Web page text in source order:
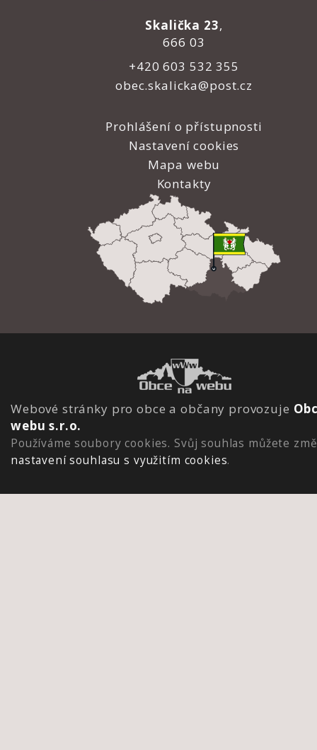
Skalička 23,
666 03
+420 603 532 355
obec.skalicka@post.cz
Prohlášení o přístupnosti
Nastavení cookies
Mapa webu
Kontakty
Webové stránky pro obce a občany provozuje
webu s.r.o.
Používáme soubory cookies. Svůj souhlas můžete
nastavení souhlasu s využitím cookies.